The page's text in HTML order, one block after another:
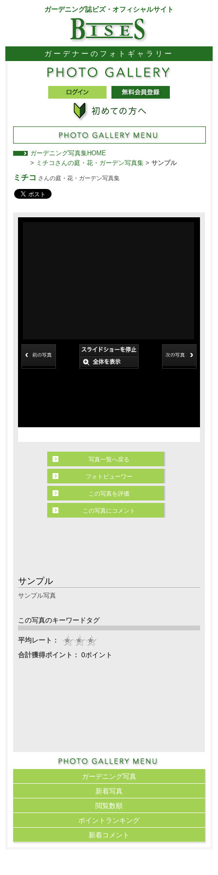
ガーデニング誌ビズ・オフィシャルサイト
ガーデナーのフォトギャラリー
ガーデニング写真集HOME
> ミチコさんの庭・花・ガーデン写真集> サンプル
ミチコ さんの庭・花・ガーデン写真集
サンプル
サンプル写真
この写真のキーワードタグ
平均レート：
合計獲得ポイント： 0ポイント
写真一覧へ戻る
フォトビューワー
この写真を評価
この写真にコメント
ガーデニング写真
新着写真
閲覧数順
ポイント ランキング
新着コメント